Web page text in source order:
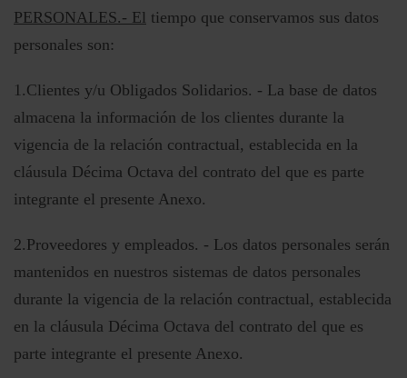
PERSONALES.- El tiempo que conservamos sus datos
personales son:
1.Clientes y/u Obligados Solidarios. - La base de datos
almacena la información de los clientes durante la
vigencia de la relación contractual, establecida en la
cláusula Décima Octava del contrato del que es parte
integrante el presente Anexo.
2.Proveedores y empleados. - Los datos personales serán
mantenidos en nuestros sistemas de datos personales
durante la vigencia de la relación contractual, establecida
en la cláusula Décima Octava del contrato del que es
parte integrante el presente Anexo.